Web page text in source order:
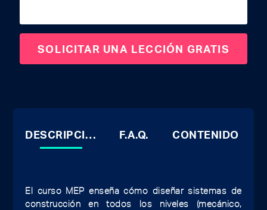
DESCRIPCIÓN F.A.Q. CONTENIDO
El curso MEP enseña cómo diseñar sistemas de
construcción en todos los niveles (mecánico,